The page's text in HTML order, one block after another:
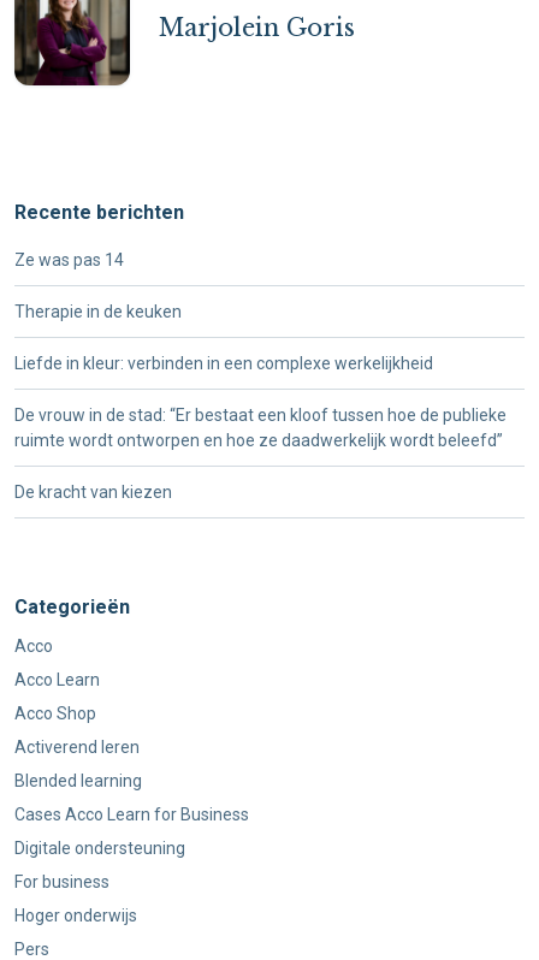
Marjolein Goris
Recente berichten
Ze was pas 14
Therapie in de keuken
Liefde in kleur: verbinden in een complexe werkelijkheid
De vrouw in de stad: “Er bestaat een kloof tussen hoe de publieke
ruimte wordt ontworpen en hoe ze daadwerkelijk wordt beleefd”
De kracht van kiezen
Categorieën
Acco
Acco Learn
Acco Shop
Activerend leren
Blended learning
Cases Acco Learn for Business
Digitale ondersteuning
For business
Hoger onderwijs
Pers